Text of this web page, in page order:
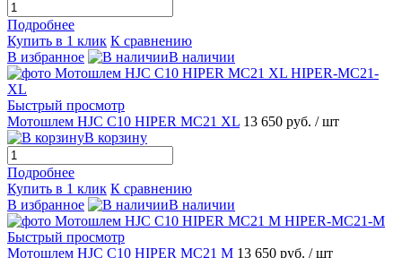
Подробнее
Купить в 1 клик К сравнению
В избранное
В наличии
Быстрый просмотр
Мотошлем HJC C10 HIPER MC21 XL 13 650 руб. / шт
В корзину
Подробнее
Купить в 1 клик К сравнению
В избранное
В наличии
Быстрый просмотр
Мотошлем HJC C10 HIPER MC21 M 13 650 руб. / шт